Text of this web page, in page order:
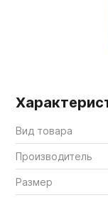
Вид товара
Производитель
Размер